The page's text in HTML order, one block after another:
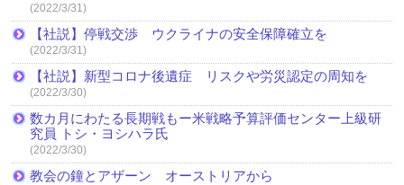
(2022/3/31)
【社説】停戦交渉 ウクライナの安全保障確立を
(2022/3/31)
【社説】新型コロナ後遺症 リスクや労災認定の周知を
(2022/3/30)
数カ月にわたる長期戦もー米戦略予算評価センター上級研
究員 トシ・ヨシハラ氏
(2022/3/30)
教会の鐘とアザーン オーストリアから